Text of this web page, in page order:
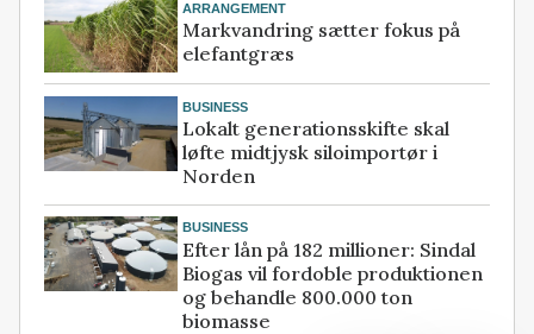
ARRANGEMENT
Markvandring sætter fokus på
elefantgræs
BUSINESS
Lokalt generationsskifte skal
løfte midtjysk siloimportør i
Norden
BUSINESS
Efter lån på 182 millioner: Sindal
Biogas vil fordoble produktionen
og behandle 800.000 ton
biomasse